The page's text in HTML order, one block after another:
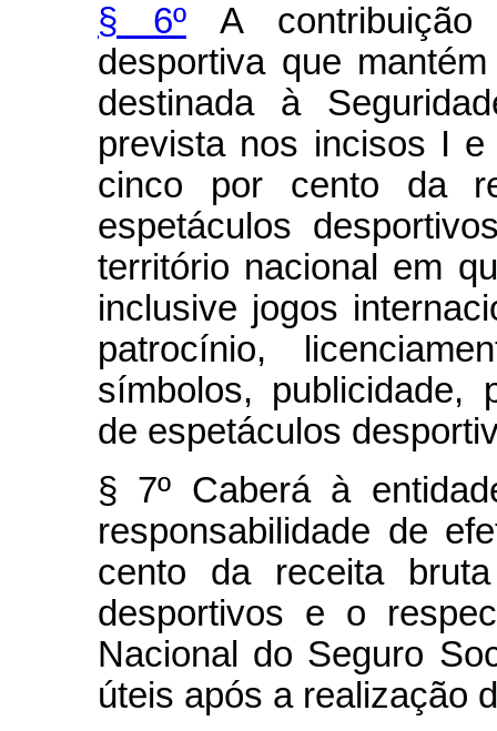
§ 6ºA contribuição
desportiva que
destinada à
prevista nos incisos I
cinco por cento da
espetáculos
território nacional em
inclusive jogos
patrocínio,
símbolos, publicidade,
de espetáculos
§ 7º Caberá à
responsabilidade de
cento da receita
desportivos e o
Nacional do Seguro
úteis após a realização